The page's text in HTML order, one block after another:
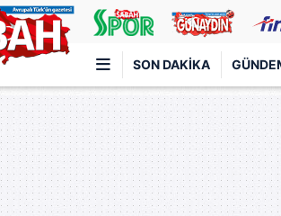
SON DAKIKA
Türkiye'nin en iyi haber sitesi